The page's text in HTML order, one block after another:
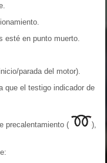
esté en punto muerto.
parada del motor).
que el testigo indicador de
precalentamiento (
),